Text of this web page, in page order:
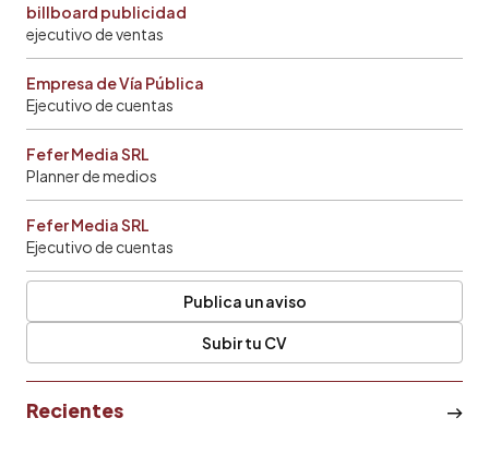
billboard publicidad
ejecutivo de ventas
Empresa de Vía Pública
Ejecutivo de cuentas
Fefer Media SRL
Planner de medios
Fefer Media SRL
Ejecutivo de cuentas
Publica un aviso
Subir tu CV
Recientes